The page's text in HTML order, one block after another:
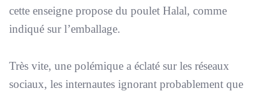
cette enseigne propose du poulet Halal, comme
indiqué sur l’emballage.
Très vite, une polémique a éclaté sur les réseaux
sociaux, les internautes ignorant probablement que